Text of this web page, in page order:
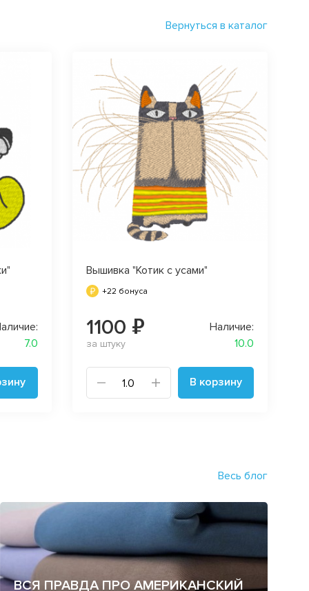
Вернуться в каталог
7.0
Вышивка "Котик с усами"
+22 бонуса
1100 ₽
за штуку
Наличие:
10.0
В корзину
Весь блог
ВСЯ ПРАВДА ПРО АМЕРИКАНСКИЙ